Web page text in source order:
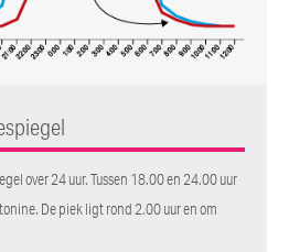
over 24 uur. Tussen 18.00 en 24.00 uur
De piek ligt rond 2.00 uur en om